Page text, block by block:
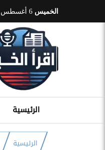
الخميس
الرئيسية
الرئيسية